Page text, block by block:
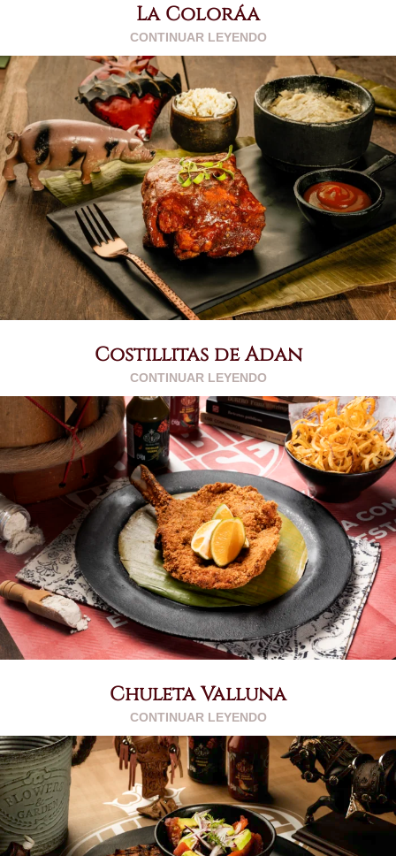
La Coloráa
CONTINUAR LEYENDO
Costillitas de Adan
CONTINUAR LEYENDO
Chuleta Valluna
CONTINUAR LEYENDO